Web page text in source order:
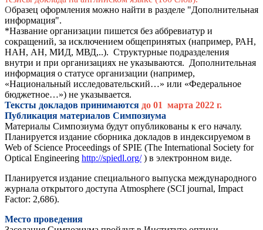
Образец оформления можно найти в разделе "Дополнительная
информация".
*Название организации пишется без аббревиатур и
сокращений, за исключением общепринятых (например, РАН,
НАН, АН, МИД, МВД,..). Структурные подразделения
внутри и при организациях не указываются. Дополнительная
информация о статусе организации (например,
«Национальный исследовательский…» или «Федеральное
бюджетное…») не указывается.
Тексты докладов принимаются до 01 марта 2022 г.
Публикация материалов Симпозиума
Материалы Симпозиума будут опубликованы к его началу.
Планируется издание сборника докладов в индексируемом в
Web of Science Proceedings of SPIE (The International Society for
Optical Engineering http://spiedl.org/) в электронном виде.
Планируется издание специального выпуска международного
журнала открытого доступа Atmosphere (SCI journal, Impact
Factor: 2,686).
Место проведения